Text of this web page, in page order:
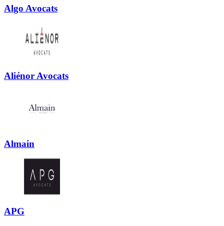
Algo Avocats
Aliénor Avocats
Almain
APG